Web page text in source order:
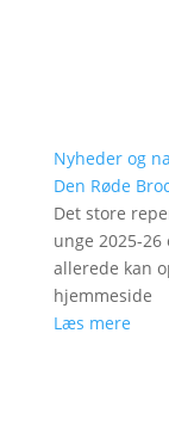
Nyheder og
Den Røde
Det store
unge 2025-
allerede kan
hjemmeside
Læs mere